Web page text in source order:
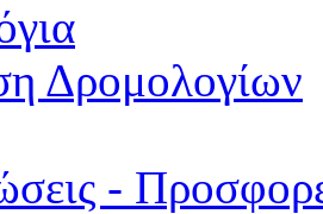
Δρομολογίων
-